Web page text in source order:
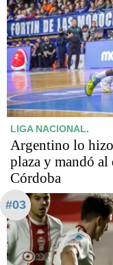
LIGA NACIONAL.
Argentino lo
plaza y mandó al
Córdoba
#03